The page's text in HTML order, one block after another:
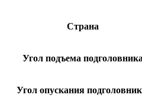
Страна
Угол подъема подголовника
Угол опускания